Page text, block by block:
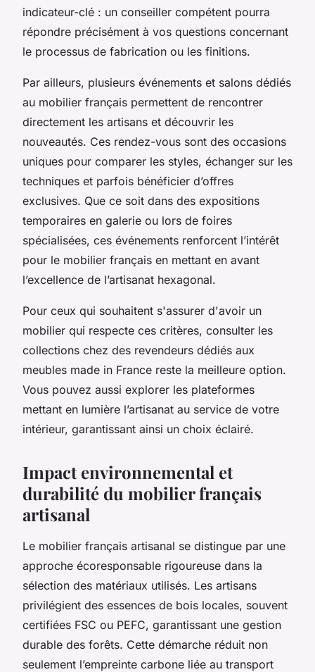
indicateur-clé : un conseiller compétent pourra
répondre précisément à vos questions concernant
le processus de fabrication ou les finitions.
Par ailleurs, plusieurs événements et salons dédiés
au mobilier français permettent de rencontrer
directement les artisans et découvrir les
nouveautés. Ces rendez-vous sont des occasions
uniques pour comparer les styles, échanger sur les
techniques et parfois bénéficier d’offres
exclusives. Que ce soit dans des expositions
temporaires en galerie ou lors de foires
spécialisées, ces événements renforcent l’intérêt
pour le mobilier français en mettant en avant
l’excellence de l’artisanat hexagonal.
Pour ceux qui souhaitent s'assurer d'avoir un
mobilier qui respecte ces critères, consulter les
collections chez des revendeurs dédiés aux
meubles made in France reste la meilleure option.
Vous pouvez aussi explorer les plateformes
mettant en lumière l’artisanat au service de votre
intérieur, garantissant ainsi un choix éclairé.
Impact environnemental et
durabilité du mobilier français
artisanal
Le mobilier français artisanal se distingue par une
approche écoresponsable rigoureuse dans la
sélection des matériaux utilisés. Les artisans
privilégient des essences de bois locales, souvent
certifiées FSC ou PEFC, garantissant une gestion
durable des forêts. Cette démarche réduit non
seulement l’empreinte carbone liée au transport